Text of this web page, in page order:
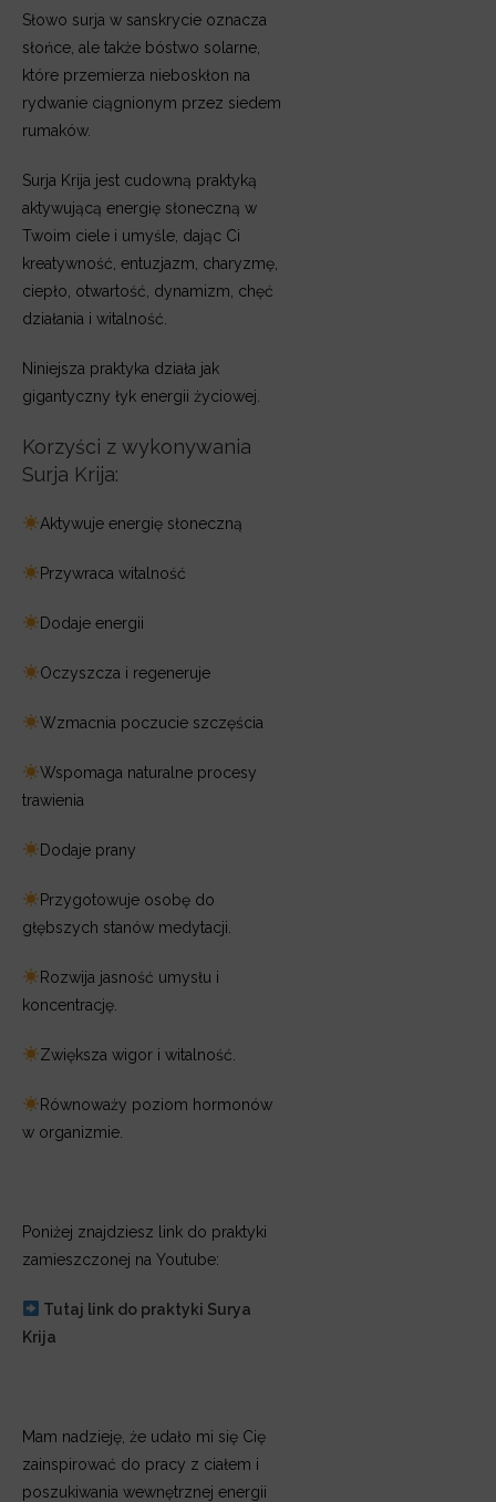
Słowo surja w sanskrycie oznacza
słońce, ale także bóstwo solarne,
które przemierza nieboskłon na
rydwanie ciągnionym przez siedem
rumaków.
Surja Krija jest cudowną praktyką
aktywującą energię słoneczną w
Twoim ciele i umyśle, dając Ci
kreatywność, entuzjazm, charyzmę,
ciepło, otwartość, dynamizm, chęć
działania i witalność.
Niniejsza praktyka działa jak
gigantyczny łyk energii życiowej.
Korzyści z wykonywania
Surja Krija:
Aktywuje energię słoneczną
Przywraca witalność
Dodaje energii
Oczyszcza i regeneruje
Wzmacnia poczucie szczęścia
Wspomaga naturalne procesy
trawienia
Dodaje prany
Przygotowuje osobę do
głębszych stanów medytacji.
Rozwija jasność umysłu i
koncentrację.
Zwiększa wigor i witalność.
Równoważy poziom hormonów
w organizmie.
Poniżej znajdziesz link do praktyki
zamieszczonej na Youtube:
Tutaj link do praktyki Surya
Krija
Mam nadzieję, że udało mi się Cię
zainspirować do pracy z ciałem i
poszukiwania wewnętrznej energii